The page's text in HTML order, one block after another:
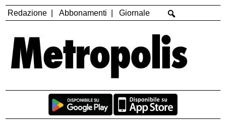
Redazione Abbonamenti Giornale